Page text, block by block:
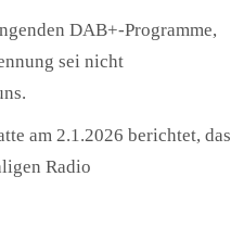
DAB+-Programme,
sei nicht
am 2.1.2026 berichtet, das
Radio